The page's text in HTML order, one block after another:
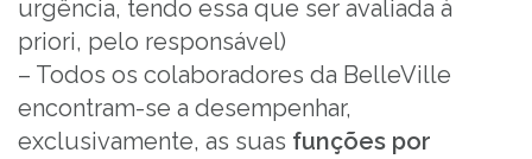
urgência, tendo essa que ser avaliada à
priori, pelo responsável)
– Todos os colaboradores da BelleVille
encontram-se a desempenhar,
exclusivamente, as suas funções por